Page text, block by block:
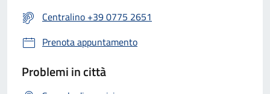
Centralino +39 0775 2651
Prenota appuntamento
Problemi in città